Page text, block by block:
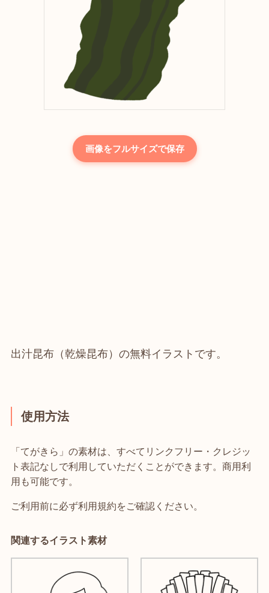
画像をフルサイズで保存
出汁昆布（乾燥昆布）の無料イラストです。
使用方法
「てがきら」の素材は、すべてリンクフリー・クレジッ
ト表記なしで利用していただくことができます。商用利
用も可能です。
ご利用前に必ず利用規約をご確認ください。
関連するイラスト素材